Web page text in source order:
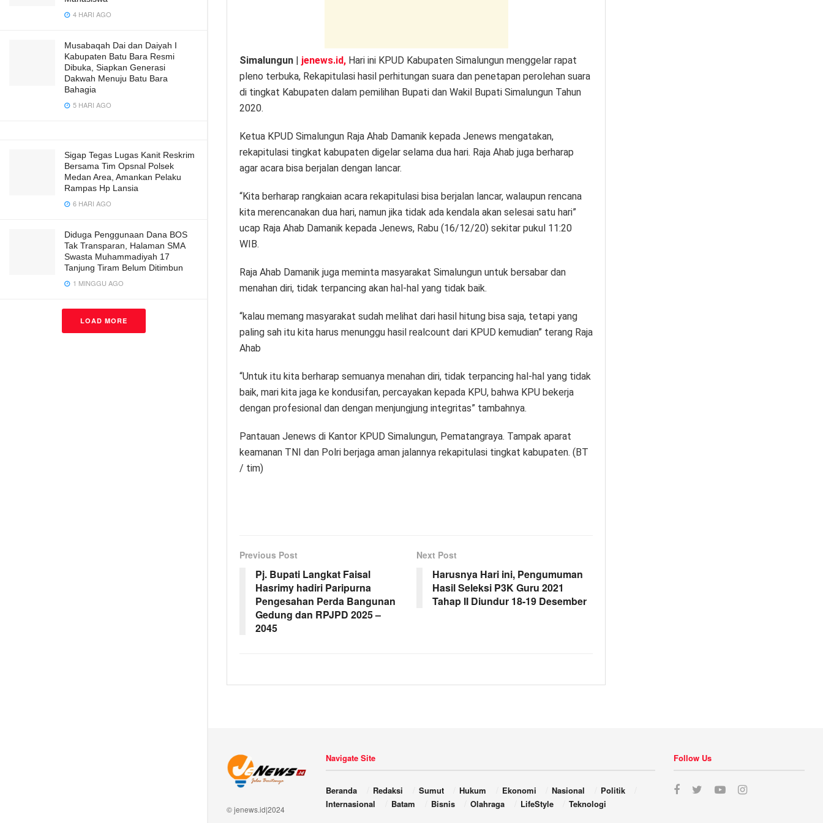
4 HARI AGO
Musabaqah Dai dan Daiyah I
Kabupaten Batu Bara Resmi
Dibuka, Siapkan Generasi
Dakwah Menuju Batu Bara
Bahagia
5 HARI AGO
Sigap Tegas Lugas Kanit Reskrim
Bersama Tim Opsnal Polsek
Medan Area, Amankan Pelaku
Rampas Hp Lansia
6 HARI AGO
Diduga Penggunaan Dana BOS
Tak Transparan, Halaman SMA
Swasta Muhammadiyah 17
Tanjung Tiram Belum Ditimbun
1 MINGGU AGO
LOAD MORE
Simalungun | jenews.id, Hari ini KPUD Kabupaten Simalungun menggelar rapat
pleno terbuka, Rekapitulasi hasil perhitungan suara dan penetapan perolehan suara
di tingkat Kabupaten dalam pemilihan Bupati dan Wakil Bupati Simalungun Tahun
2020.
Ketua KPUD Simalungun Raja Ahab Damanik kepada Jenews mengatakan,
rekapitulasi tingkat kabupaten digelar selama dua hari. Raja Ahab juga berharap
agar acara bisa berjalan dengan lancar.
“Kita berharap rangkaian acara rekapitulasi bisa berjalan lancar, walaupun rencana
kita merencanakan dua hari, namun jika tidak ada kendala akan selesai satu hari”
ucap Raja Ahab Damanik kepada Jenews, Rabu (16/12/20) sekitar pukul 11:20
WIB.
Raja Ahab Damanik juga meminta masyarakat Simalungun untuk bersabar dan
menahan diri, tidak terpancing akan hal-hal yang tidak baik.
“kalau memang masyarakat sudah melihat dari hasil hitung bisa saja, tetapi yang
paling sah itu kita harus menunggu hasil realcount dari KPUD kemudian” terang Raja
Ahab
“Untuk itu kita berharap semuanya menahan diri, tidak terpancing hal-hal yang tidak
baik, mari kita jaga ke kondusifan, percayakan kepada KPU, bahwa KPU bekerja
dengan profesional dan dengan menjungjung integritas” tambahnya.
Pantauan Jenews di Kantor KPUD Simalungun, Pematangraya. Tampak aparat
keamanan TNI dan Polri berjaga aman jalannya rekapitulasi tingkat kabupaten. (BT
/ tim)
Previous Post
Pj. Bupati Langkat Faisal
Hasrimy hadiri Paripurna
Pengesahan Perda Bangunan
Gedung dan RPJPD 2025 –
2045
Next Post
Harusnya Hari ini, Pengumuman
Hasil Seleksi P3K Guru 2021
Tahap II Diundur 18-19 Desember
© jenews.id|2024
Navigate Site
Beranda Redaksi Sumut Hukum Ekonomi Nasional
Politik
Internasional
Batam Bisnis Olahraga LifeStyle Teknologi
Follow Us